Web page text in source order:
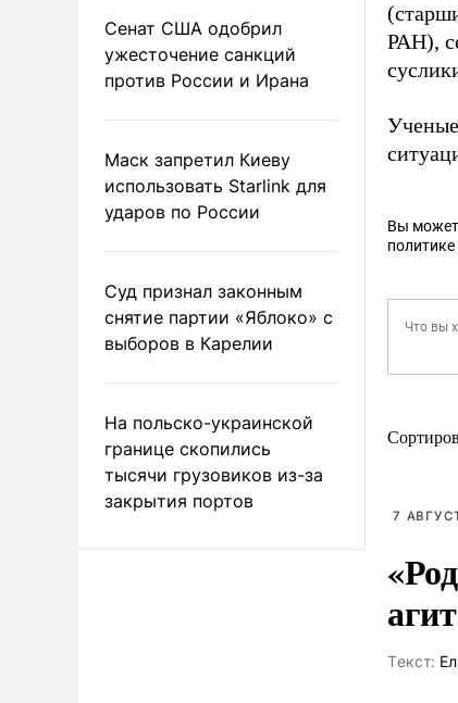
Сенат США одобрил
ужесточение санкций
против России и Ирана
Маск запретил Киеву
использовать Starlink для
ударов по России
Суд признал законным
снятие партии «Яблоко» с
выборов в Карелии
На польско-украинской
границе скопились
тысячи грузовиков из-за
закрытия портов
РАН),
Вы
7
Tекст: